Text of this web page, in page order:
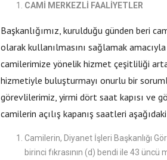
CAMİ MERKEZLİ FAALİYETLER
Başkanlığımız, kurulduğu günden beri
olarak kullanılmasını sağlamak
camilerimize yönelik hizmet çeşitliliği
hizmetiyle buluşturmayı onurlu bir
görevlilerimiz, yirmi dört saat kapısı ve
camilerin açılış kapanış saatleri
Camilerin, Diyanet İşleri Başkanlığı
birinci fıkrasının (d) bendi ile 43